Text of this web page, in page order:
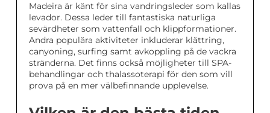
Madeira är känt för sina vandringsleder som kallas
levador. Dessa leder till fantastiska naturliga
sevärdheter som vattenfall och klippformationer.
Andra populära aktiviteter inkluderar klättring,
canyoning, surfing samt avkoppling på de vackra
stränderna. Det finns också möjligheter till SPA-
behandlingar och thalassoterapi för den som vill
prova på en mer välbefinnande upplevelse.